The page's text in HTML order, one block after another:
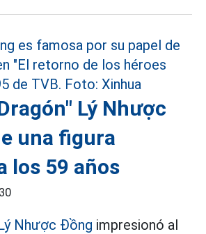
Lý Nhược
una figura
los 59 años
Nhược Đồng impresionó al